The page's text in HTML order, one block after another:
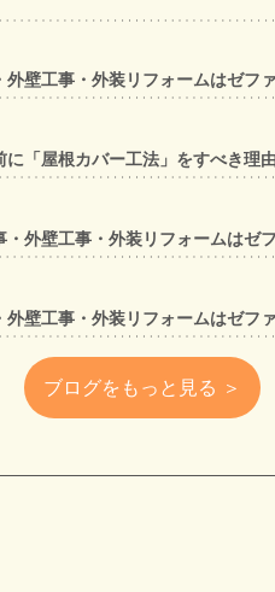
ブログをもっと見る ＞